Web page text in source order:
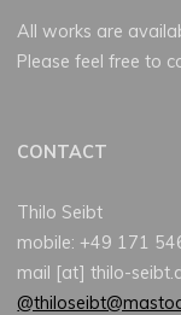
All works are
Please feel free to
CONTACT
Thilo Seibt
mobile: +49 171
mail [at] thilo-